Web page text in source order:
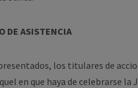
DE ASISTENCIA
los titulares de
en que haya de celebrarse la